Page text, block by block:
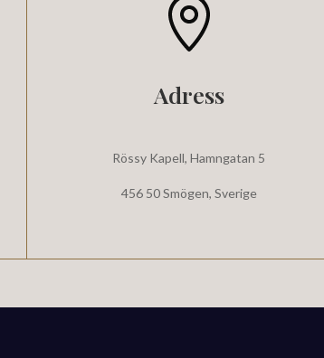
Adress
Rössy Kapell, Hamngatan 5
456 50 Smögen, Sverige